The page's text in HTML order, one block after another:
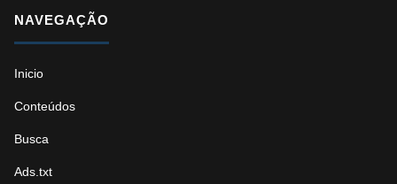
NAVEGAÇÃO
Inicio
Conteúdos
Busca
Ads.txt